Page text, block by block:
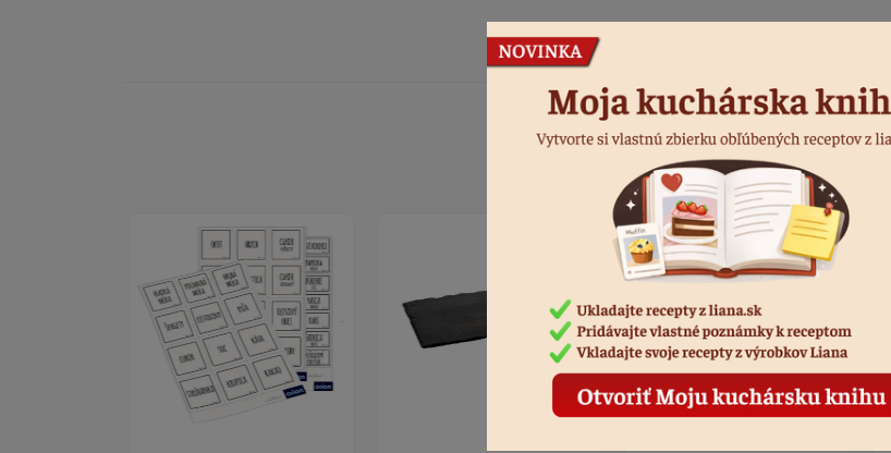
Podobné produkty